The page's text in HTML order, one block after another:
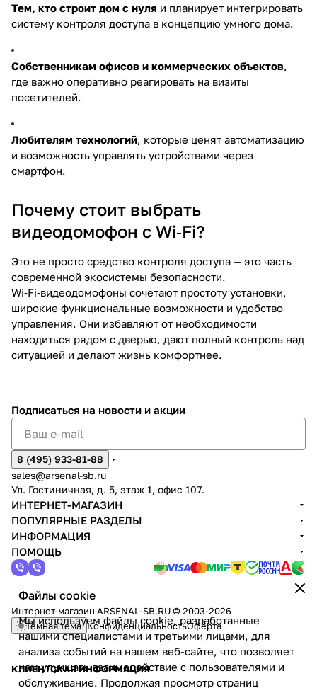
Тем, кто строит дом с нуля и планирует интегрировать
систему контроля доступа в концепцию умного дома.
Собственникам офисов и коммерческих объектов,
где важно оперативно реагировать на визиты
посетителей.
Любителям технологий, которые ценят автоматизацию
и возможность управлять устройствами через
смартфон.
Почему стоит выбрать
видеодомофон с Wi‑Fi?
Это не просто средство контроля доступа — это часть
современной экосистемы безопасности.
Wi‑Fi‑видеодомофоны сочетают простоту установки,
широкие функциональные возможности и удобство
управления. Они избавляют от необходимости
находиться рядом с дверью, дают полный контроль над
ситуацией и делают жизнь комфортнее.
Файлы cookie
Мы используем файлы cookie, разработанные
нашими специалистами и третьими лицами, для
анализа событий на нашем веб-сайте, что позволяет
нам улучшать взаимодействие с пользователями и
обслуживание. Продолжая просмотр страниц
Подписаться на новости и акции
8 (495) 933-81-88
sales@arsenal-sb.ru
Ул. Гостиничная, д. 5, этаж 1, офис 107.
ИНТЕРНЕТ-МАГАЗИН
ПОПУЛЯРНЫЕ РАЗДЕЛЫ
ИНФОРМАЦИЯ
ПОМОЩЬ
Интернет-магазин ARSENAL-SB.RU © 2003-2026
Темная тема КонфиденциальностьОферта
КЛИЕНТСКАЯ ИНФОРМАЦИЯ